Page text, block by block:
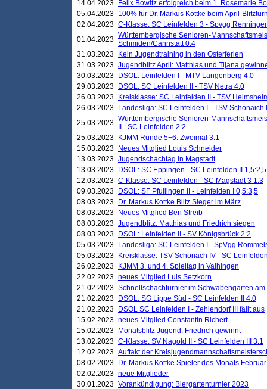
14.04.2023
Felix Bowitz erfolgreich beim 1. Rosemarie
05.04.2023 100% für Dr. Markus Kottke beim April-
02.04.2023 C-Klasse: SC Leinfelden 3 - Spvgg
01.04.2023 Württembergische Senioren-
Schmiden/Cannstatt 0:4
31.03.2023
Kein Jugendtraining in den Osterferien
31.03.2023 Jugendblitz April: Matthias und Tijana
30.03.2023
DSOL: Leinfelden I - MTV Langenberg 4:0
29.03.2023
DSOL: SC Leinfelden II - TSV Netra 4:0
26.03.2023
Kreisklasse: SC Leinfelden II - TSV
26.03.2023
Landesliga: SC Leinfelden I - TSV Schönaich
25.03.2023 Württembergische Senioren-
II - SC Leinfelden 2:2
25.03.2023
KJMM Runde 5+6: Zweimal 3:1
15.03.2023
Neues Mitglied Louis Schneider
13.03.2023 Jugendschachtag in Magstadt
13.03.2023
DSOL: SC Eppingen - SC Leinfelden II 1,5:2,5
12.03.2023 C-Klasse: SC Leinfelden - SC Magstadt 3 1:3
09.03.2023
DSOL: SF Pfullingen II - Leinfelden I 0,5:3,5
08.03.2023
Dr. Markus Kottke Blitz Sieger im März
08.03.2023
Neues Mitglied Ben Streib
08.03.2023 Jugendblitz: Matthias und Friedrich siegen
08.03.2023
DSOL: Leinfelden II - SV Königsbrück 2:2
05.03.2023
Landesliga: SC Leinfelden I - SpVgg
05.03.2023
Kreisklasse: TSV Schönach IV - SC
26.02.2023
KJMM 3. und 4. Spieltag in Vaihingen
22.02.2023 neues Mitglied Luis Setzkorn
21.02.2023 Schnellschachturnier im Schwabengarten
21.02.2023
DSOL: SG Lippe Süd - SC Leinfelden II 4:0
21.02.2023
DSOL SC Leinfelden I - Zehlendorf III fällt aus
15.02.2023 neues Mitglied Constantin Richert
15.02.2023
Monatsblitz Jugend: Friedrich gewinnt
13.02.2023 C-Klasse: SV Nagold II - SC Leinfelden III 3:1
12.02.2023 Auftakt der
08.02.2023
Dr. Markus Kottke Spieler des Monats Februar
02.02.2023 neue Mitglieder
30.01.2023 Vorankündigung: Biergartenturnier 2023